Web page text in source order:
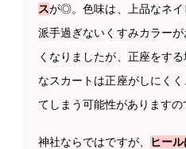
スが◎。色味は、上品なネイ
派手過ぎないくすみカラー
くなりましたが、正座をす
なスカートは正座がしにく
てしまう可能性がありますの
神社ならではですが、 ヒー